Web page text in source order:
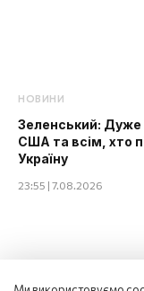
НОВИНИ
Зеленський: Дуже
США та всім, хто
Україну
23:55 | 7.08.2026